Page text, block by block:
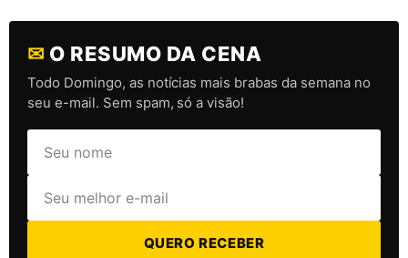
✉ O RESUMO DA CENA
Todo Domingo, as notícias mais brabas da semana no
seu e-mail. Sem spam, só a visão!
QUERO RECEBER